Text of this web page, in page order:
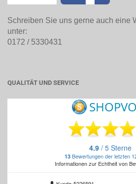
Schreiben Sie uns gerne auch eine
unter:
0172 / 5330431
QUALITÄT UND SERVICE